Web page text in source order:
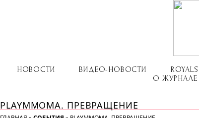
НОВОСТИ ВИДЕО-НОВОСТИ
О ЖУРНАЛЕ
PLAYMMOMA. ПРЕВРАЩЕНИЕ